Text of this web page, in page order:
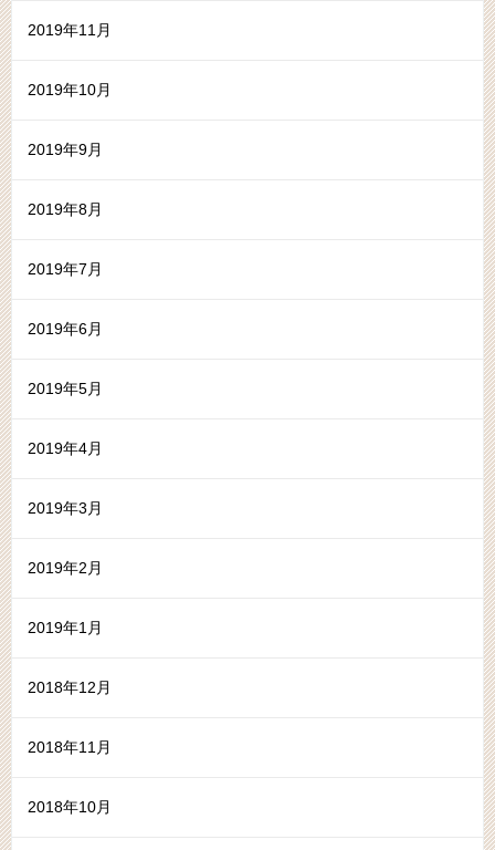
2019年11月
2019年10月
2019年9月
2019年8月
2019年7月
2019年6月
2019年5月
2019年4月
2019年3月
2019年2月
2019年1月
2018年12月
2018年11月
2018年10月